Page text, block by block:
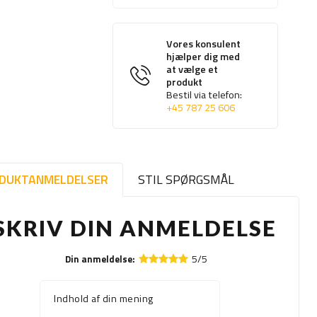
Vores konsulent
hjælper dig med
at vælge et
produkt
Bestil via telefon:
+45 787 25 606
STIL SPØRGSMÅL
DIN ANMELDELSE
Din anmeldelse: 5/5
Indhold af din mening